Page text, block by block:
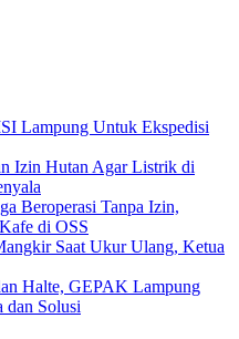
Lampung Untuk Ekspedisi
Izin Hutan Agar Listrik di
Beroperasi Tanpa Izin,
di OSS
Saat Ukur Ulang, Ketua
Halte, GEPAK Lampung
dan Solusi